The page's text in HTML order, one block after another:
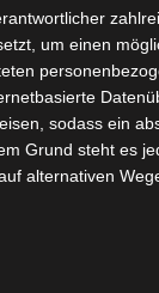
Pulver löst
Hannovers
um einen
sodass ein
Grund steht es
alternativen